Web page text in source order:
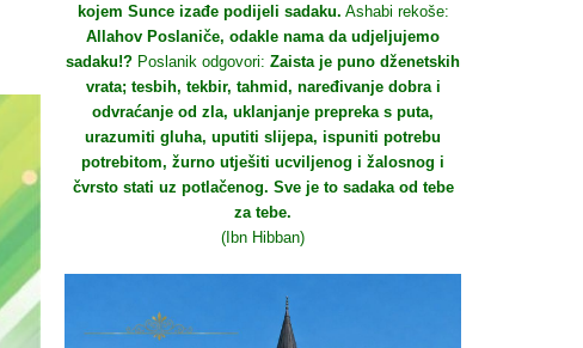
kojem Sunce izađe podijeli sadaku. Ashabi rekoše:
Allahov Poslaniče, odakle nama da udjeljujemo
sadaku!? Poslanik odgovori: Zaista je puno dženetskih
vrata; tesbih, tekbir, tahmid, naređivanje dobra i
odvraćanje od zla, uklanjanje prepreka s puta,
urazumiti gluha, uputiti slijepa, ispuniti potrebu
potrebitom, žurno utješiti ucviljenog i žalosnog i
čvrsto stati uz potlačenog. Sve je to sadaka od tebe
za tebe.
(Ibn Hibban)